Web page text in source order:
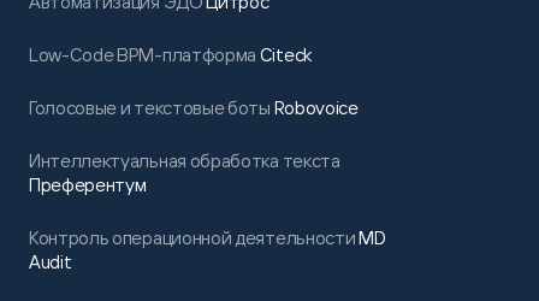
Low-Code BPM-платформа Citeck
Голосовые и текстовые боты Robovoice
Интеллектуальная обработка текста
Преферентум
Контроль операционной деятельностиMD
Audit